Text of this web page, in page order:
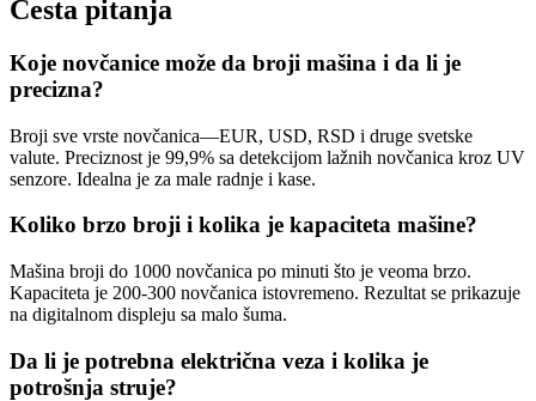
Česta pitanja
Koje novčanice može da broji mašina i da li je
precizna?
Broji sve vrste novčanica—EUR, USD, RSD i druge svetske
valute. Preciznost je 99,9% sa detekcijom lažnih novčanica kroz UV
senzore. Idealna je za male radnje i kase.
Koliko brzo broji i kolika je kapaciteta mašine?
Mašina broji do 1000 novčanica po minuti što je veoma brzo.
Kapaciteta je 200-300 novčanica istovremeno. Rezultat se prikazuje
na digitalnom displeju sa malo šuma.
Da li je potrebna električna veza i kolika je
potrošnja struje?